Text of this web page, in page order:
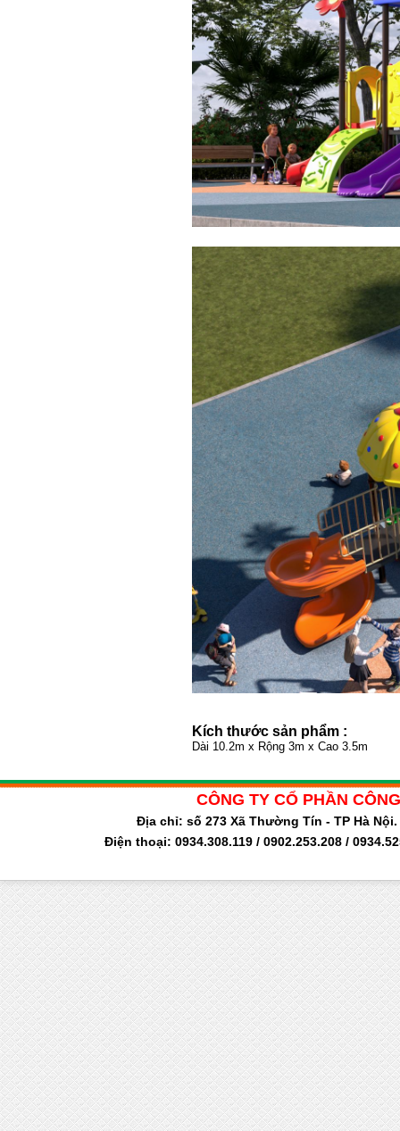
Kích thước sản phẩm :
Dài 10.2m x Rộng 3m x Cao 3.5m
CÔNG TY CỔ PHẦN
Địa chỉ: số 273 Xã Thường Tín - TP Hà
Điện thoại: 0934.308.119 / 0902.253.208 /